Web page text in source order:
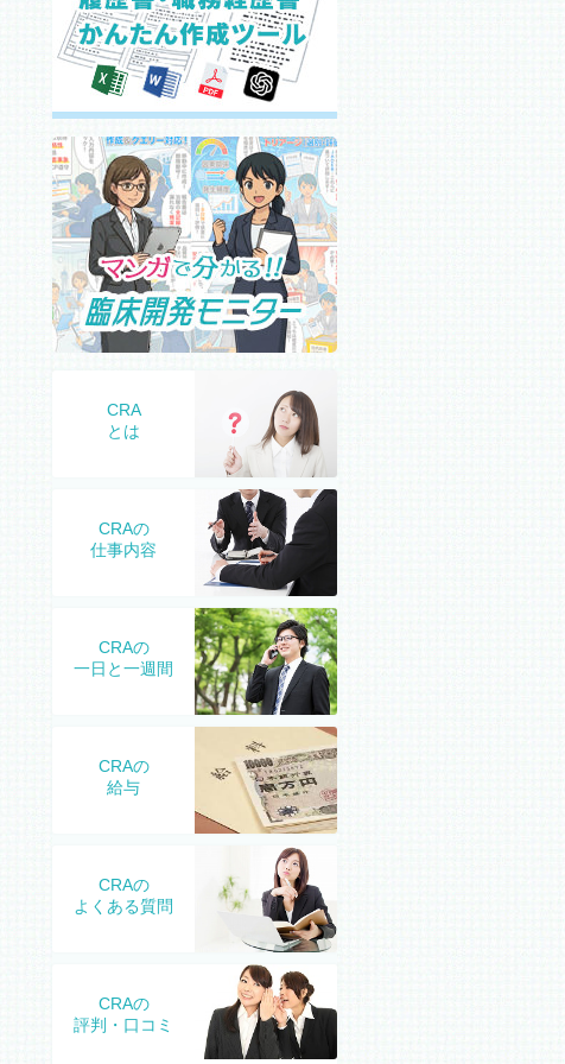
CRA
とは
CRAの
仕事内容
CRAの
一日と一週間
CRAの
給与
CRAの
よくある質問
CRAの
評判・口コミ